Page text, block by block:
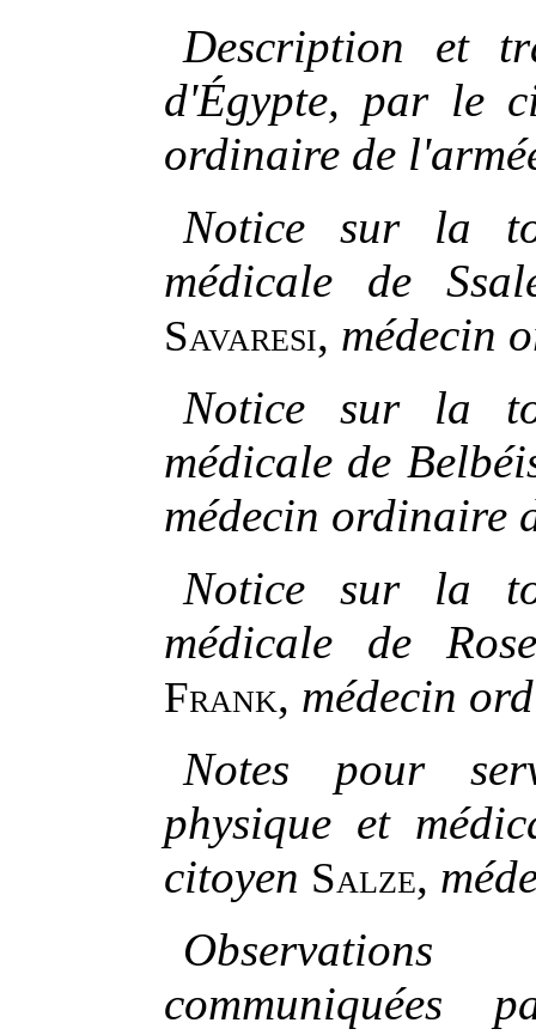
Description et
d'Égypte, par le
ordinaire de
Notice sur la
médicale de
Savaresi, médecin
Notice sur la
médicale de
médecin ordinaire
Notice sur la
médicale de
Frank, médecin
Notes pour
physique et
citoyen Salze,
communiquées